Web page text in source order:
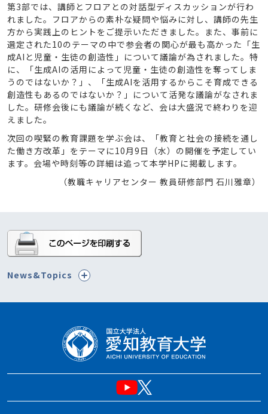
第3部では、講師とフロアとの対話型ディスカッションが行わ
れました。フロアからの素朴な疑問や悩みに対し、講師の先生
方から実践上のヒントをご提示いただきました。また、事前に
選定された10のテーマの中で参会者の関心が最も高かった「生
成AIと児童・生徒の創造性」について議論が為されました。特
に、「生成AIの活用によって児童・生徒の創造性を奪ってしま
うのではないか？」、「生成AIを活用するからこそ育成できる
創造性もあるのではないか？」について活発な議論がなされま
した。研修会後にも議論が続くなど、会は大盛況で終わりを迎
えました。
次回の喫緊の教育課題を学ぶ会は、「教育と社会の接続を通し
た働き方改革」をテーマに10月9日（水）の開催を予定してい
ます。会場や時刻等の詳細は追って本学HPに掲載します。
（教職キャリアセンター 教員研修部門 石川雅章）
News&Topics